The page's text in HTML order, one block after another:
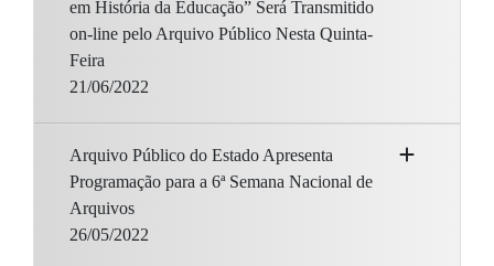
em História da Educação” Será Transmitido
on-line pelo Arquivo Público Nesta Quinta-
Feira
21/06/2022
Arquivo Público do Estado Apresenta
Programação para a 6ª Semana Nacional de
Arquivos
26/05/2022